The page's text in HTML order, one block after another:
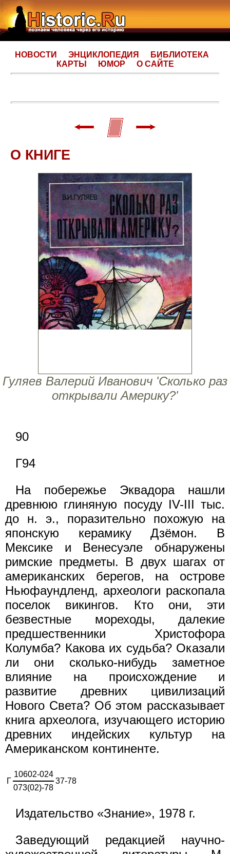
НОВОСТИ ЭНЦИКЛОПЕДИЯ
БИБЛИОТЕКА
КАРТЫ
ЮМОР О САЙТЕ
О КНИГЕ
Гуляев Валерий Иванович 'Сколько раз
открывали Америку?'
90
Г94
На побережье Эквадора нашли
древнюю глиняную посуду IV-III тыс.
до н. э., поразительно похожую на
японскую керамику Дзёмон. В
Мексике и Венесуэле обнаружены
римские предметы. В двух шагах от
американских берегов, на острове
Ньюфаундленд, археологи раскопала
поселок викингов. Кто они, эти
безвестные мореходы, далекие
предшественники Христофора
Колумба? Какова их судьба? Оказали
ли они сколько-нибудь заметное
влияние на происхождение и
развитие древних цивилизаций
Нового Света? Об этом рассказывает
книга археолога, изучающего историю
древних индейских культур на
Американском континенте.
Г
10602-024
37-78
073(02)-78
Издательство «Знание», 1978 г.
Заведующий редакцией научно-